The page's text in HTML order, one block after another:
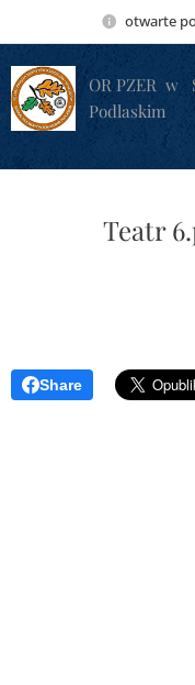
otwarte
OR PZER w
Podlaskim
Teatr
Share